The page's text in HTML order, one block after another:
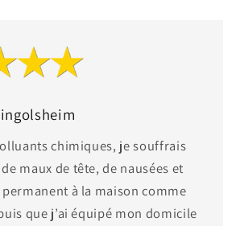
chimiques, je souffrais
maux de tête, de nausées et
à la maison comme
que j’ai équipé mon domicile